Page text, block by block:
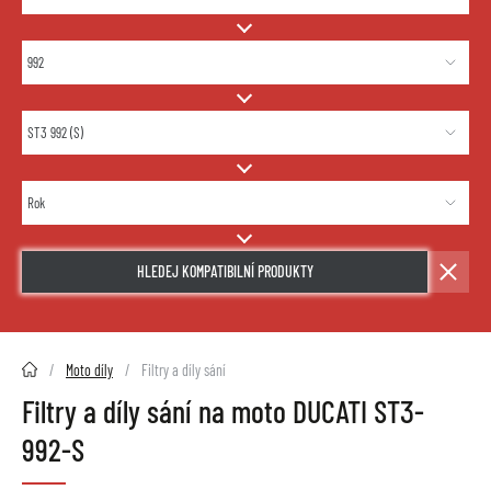
HLEDEJ KOMPATIBILNÍ PRODUKTY
2HMOTO.cz Moto díly Filtry a díly sání
Filtry a díly sání na moto DUCATI ST3-
992-S